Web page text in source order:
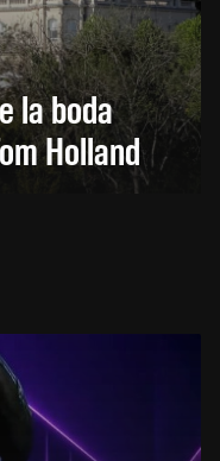
la boda
Holland